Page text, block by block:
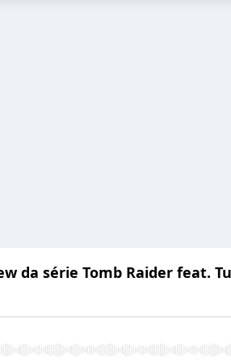
da série Tomb Raider feat.